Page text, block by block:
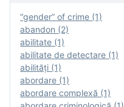
“gender” of crime (1)
abandon (2)
abilitate (1)
abilitate de detectare (1)
abilităţi (1)
abordare (1)
abordare complexă (1)